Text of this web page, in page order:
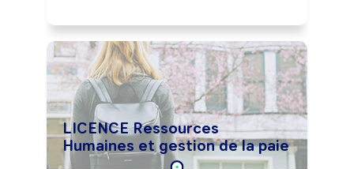
LICENCE Ressources
Humaines et gestion de la paie